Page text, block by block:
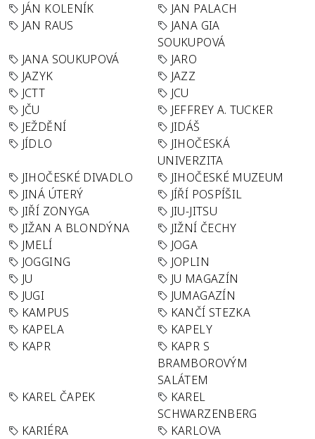
JÁN KOLENÍK
JAN PALACH
JAN RAUS
JANA GIA
SOUKUPOVÁ
JANA SOUKUPOVÁ
JARO
JAZYK
JAZZ
JCTT
JCU
JČU
JEFFREY A. TUCKER
JEŽDĚNÍ
JIDÁŠ
JÍDLO
JIHOČESKÁ
UNIVERZITA
JIHOČESKÉ DIVADLO
JIHOČESKÉ MUZEUM
JINÁ ÚTERÝ
JÍŘÍ POSPÍŠIL
JIŘÍ ZONYGA
JIU-JITSU
JIŽAN A BLONDÝNA
JIŽNÍ ČECHY
JMELÍ
JOGA
JOGGING
JOPLIN
JU
JU MAGAZÍN
JUGI
JUMAGAZÍN
KAMPUS
KANČÍ STEZKA
KAPELA
KAPELY
KAPR
KAPR S
BRAMBOROVÝM
SALÁTEM
KAREL ČAPEK
KAREL
SCHWARZENBERG
KARIÉRA
KARLOVA